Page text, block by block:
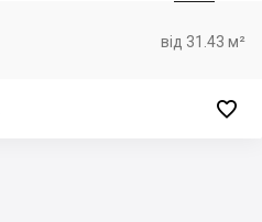
від 31.43 м²
